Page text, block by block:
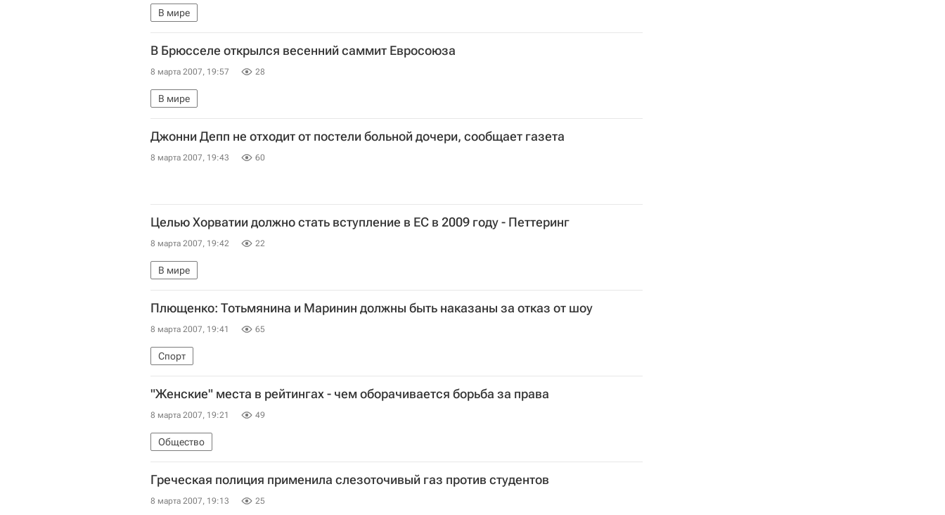
В мире
В Брюсселе открылся весенний саммит Евросоюза
8 марта 2007, 19:57 28
В мире
Джонни Депп не отходит от постели больной дочери, сообщает газета
8 марта 2007, 19:43 60
Целью Хорватии должно стать вступление в ЕС в 2009 году - Петтеринг
8 марта 2007, 19:42 22
В мире
Плющенко: Тотьмянина и Маринин должны быть наказаны за отказ от шоу
8 марта 2007, 19:41 65
Спорт
"Женские" места в рейтингах - чем оборачивается борьба за права
8 марта 2007, 19:21 49
Общество
Греческая полиция применила слезоточивый газ против студентов
8 марта 2007, 19:13 25